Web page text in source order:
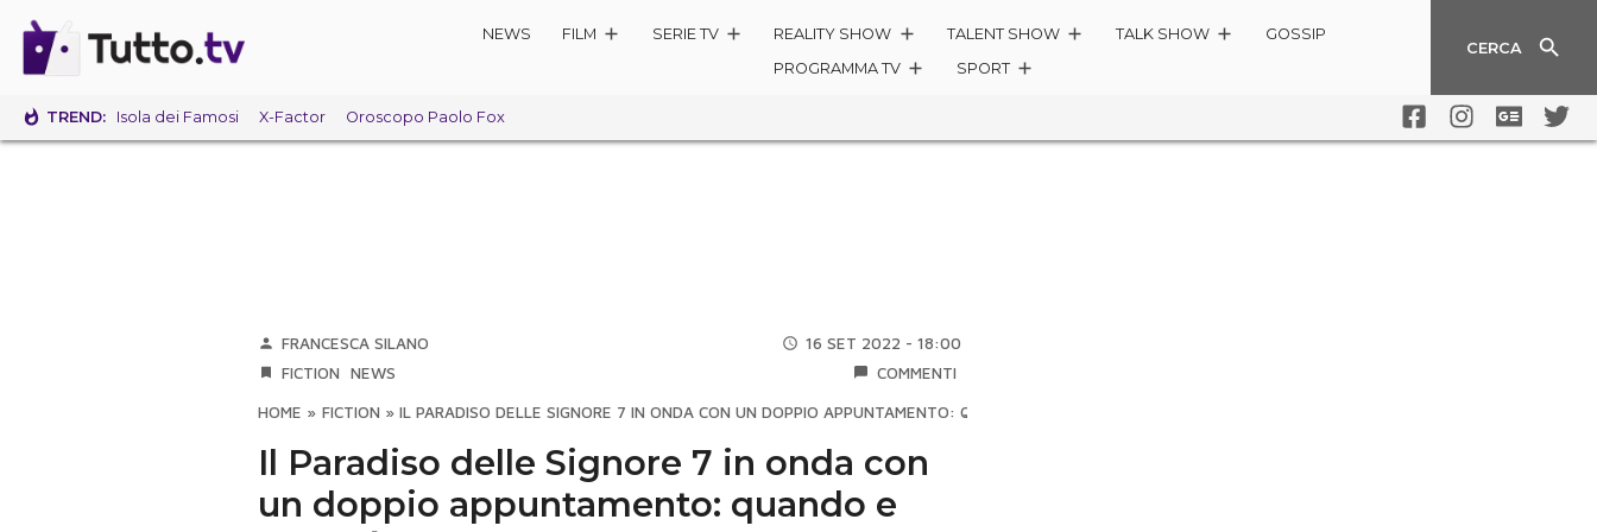
NEWS FILM SERIE TV REALITY SHOW TALENT SHOW TALK SHOW
GOSSIP
PROGRAMMA TV
SPORT
CERCA
TREND: Isola dei Famosi X-Factor Oroscopo Paolo Fox
FRANCESCA SILANO
16 SET 2022 - 18:00
FICTION
NEWS COMMENTI
HOME » FICTION » IL PARADISO DELLE SIGNORE 7 IN ONDA CON UN DOPPIO APPUNTAMENTO: QUANDO E PERCHÉ
Il Paradiso delle Signore 7 in onda con
un doppio appuntamento: quando e